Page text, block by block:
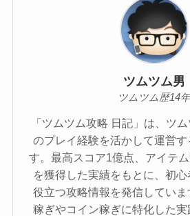
ツムツム男
ツムツム歴14年
「ツムツム攻略 日記」は、ツ
のプレイ経験を活かして運営
す。最高スコア1億点、アイテ
を獲得した実績をもとに、初
役立つ攻略情報を発信してい
稼ぎやコイン稼ぎに特化した